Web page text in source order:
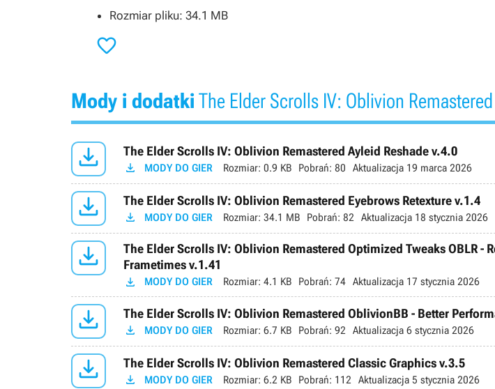
Rozmiar pliku: 34.1 MB

Mody i dodatkiThe Elder Scrolls IV: Oblivion Remastered
 The Elder Scrolls IV: Oblivion Remastered Ayleid Reshade v.4.0
 MODY DO GIER Rozmiar: 0.9 KB Pobrań: 80 Aktualizacja 19 marca 2026
 The Elder Scrolls IV: Oblivion Remastered Eyebrows Retexture v.1.4
 MODY DO GIER Rozmiar: 34.1 MB Pobrań: 82 Aktualizacja 18 stycznia 2026

The Elder Scrolls IV: Oblivion Remastered Optimized Tweaks OBLR
Frametimes v.1.41
 MODY DO GIER Rozmiar: 4.1 KB Pobrań: 74 Aktualizacja 17 stycznia 2026
 The Elder Scrolls IV: Oblivion Remastered OblivionBB - Better
 MODY DO GIER Rozmiar: 6.7 KB Pobrań: 92 Aktualizacja 6 stycznia 2026
 The Elder Scrolls IV: Oblivion Remastered Classic Graphics v.3.5
 MODY DO GIER Rozmiar: 6.2 KB Pobrań: 112 Aktualizacja 5 stycznia 2026